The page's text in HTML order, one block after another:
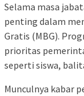
Selama masa
penting dalam
Gratis (MBG).
prioritas
seperti siswa,
Munculnya kabar